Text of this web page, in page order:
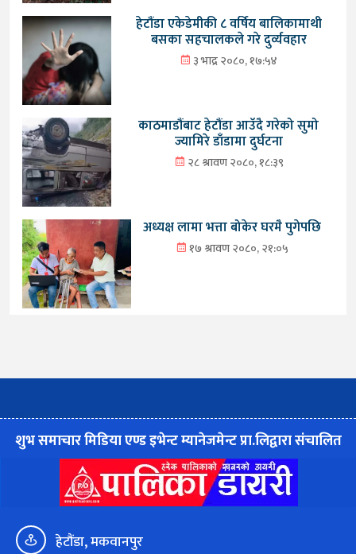
हेटौंडा एकेडेमीकी ८ वर्षिय बालिकामाथी
बसका सहचालकले गरे दुर्व्यवहार
३ भाद्र २०८०, १७:५४
काठमाडौंबाट हेटौंडा आउँदै गरेको सुमो
ज्यामिरे डाँडामा दुर्घटना
२८ श्रावण २०८०, १८:३९
अध्यक्ष लामा भत्ता बोकेर घरमै पुगेपछि
१७ श्रावण २०८०, २१:०५
शुभ समाचार मिडिया एण्ड इभेन्ट म्यानेजमेन्ट प्रा.लिद्वारा संचालित
हेटौंडा, मकवानपुर